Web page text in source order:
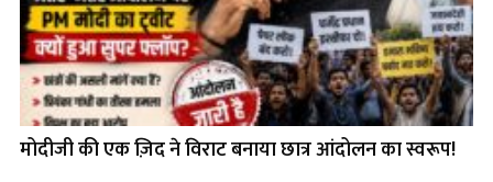
मोदीजी की एक ज़िद ने विराट बनाया छात्र आंदोलन का स्वरूप!